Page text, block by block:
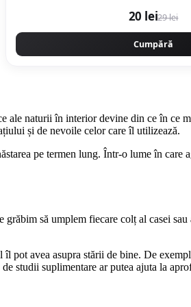
20 lei29 lei
Cumpără
ale naturii în interior devine din ce în ce
și de nevoile celor care îl utilizează.
pe termen lung. Într-o lume în care
să umplem fiecare colț al casei
pot avea asupra stării de bine. De
studii suplimentare ar putea ajuta la